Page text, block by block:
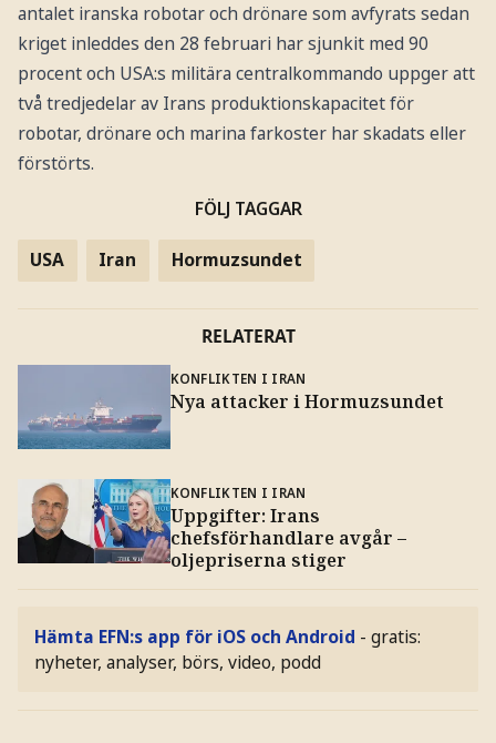
antalet iranska robotar och drönare som avfyrats sedan
kriget inleddes den 28 februari har sjunkit med 90
procent och USA:s militära centralkommando uppger att
två tredjedelar av Irans produktionskapacitet för
robotar, drönare och marina farkoster har skadats eller
förstörts.
FÖLJ TAGGAR
USA Iran Hormuzsundet
RELATERAT
KONFLIKTEN I IRAN
Nya attacker i Hormuzsundet
KONFLIKTEN I IRAN
Uppgifter: Irans
chefsförhandlare avgår –
oljepriserna stiger
Hämta EFN:s app för iOS och Android - gratis:
nyheter, analyser, börs, video, podd